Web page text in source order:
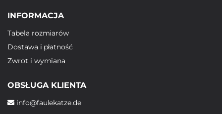
INFORMACJA
Tabela rozmiarów
Dostawa i płatność
Zwrot i wymiana
OBSŁUGA KLIENTA
info@faulekatze.de